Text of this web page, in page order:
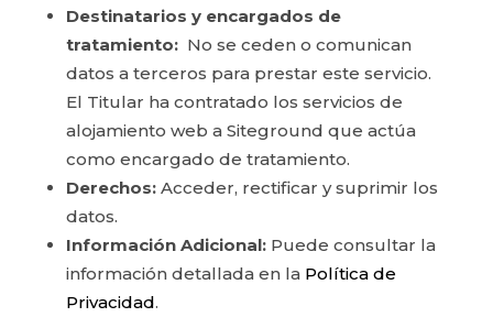
Destinatarios y encargados de
tratamiento:No se ceden o comunican
datos a terceros para prestar este servicio.
El Titular ha contratado los servicios de
alojamiento web a Siteground que actúa
como encargado de tratamiento.
Derechos:Acceder, rectificar y suprimir los
datos.
Información Adicional:Puede consultar la
información detallada en la Política de
Privacidad.